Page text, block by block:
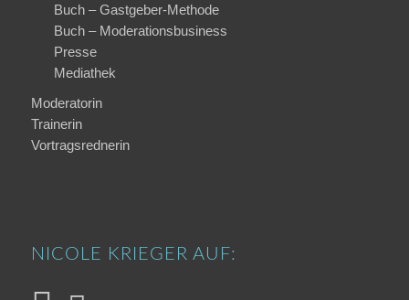
Buch – Gastgeber-Methode
Buch – Moderations­business
Presse
Mediathek
Moderatorin
Trainerin
Vortragsrednerin
NICOLE KRIEGER AUF: